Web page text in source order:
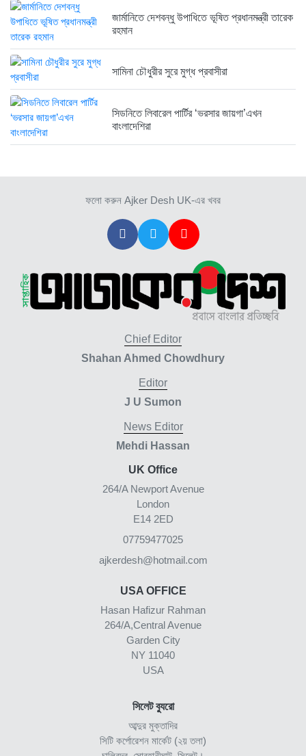
জার্মানিতে দেশবন্ধু উপাধিতে ভূষিত প্রধানমন্ত্রী তারেক
রহমান
সামিনা চৌধুরীর সুরে মুগ্ধ প্রবাসীরা
সিডনিতে লিবারেল পার্টির ‘ভরসার জায়গা’এখন
বাংলাদেশিরা
ফলো করুন Ajker Desh UK-এর খবর
Chief Editor
Shahan Ahmed Chowdhury
Editor
J U Sumon
News Editor
Mehdi Hassan
UK Office
264/A Newport Avenue
London
E14 2ED
07759477025
ajkerdesh@hotmail.com
USA OFFICE
Hasan Hafizur Rahman
264/A,Central Avenue
Garden City
NY 11040
USA
সিলেট ব্যুরো
আব্দুর মুক্তাদির
সিটি কর্পোরেশন মার্কেট (২য় তলা)